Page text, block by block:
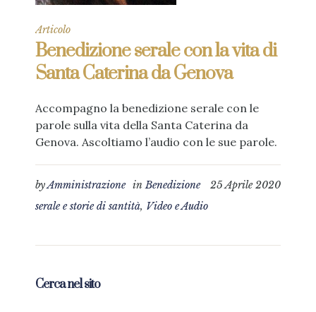
Articolo
Benedizione serale con la vita di
Santa Caterina da Genova
Accompagno la benedizione serale con le
parole sulla vita della Santa Caterina da
Genova. Ascoltiamo l’audio con le sue parole.
25 Aprile 2020
byAmministrazione inBenedizione
serale e storie di santità, Video e Audio
Cerca nel sito